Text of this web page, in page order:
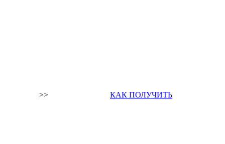
>> КАК ПОЛУЧИТЬ